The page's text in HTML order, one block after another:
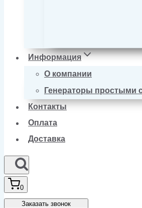
Информация
О компании
Генераторы простыми
Контакты
Оплата
Доставка
0
Заказать звонок